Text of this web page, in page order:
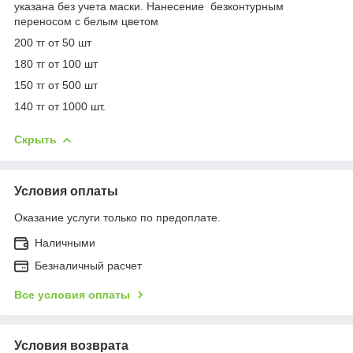
указана без учета маски. Нанесение безконтурным
переносом с белым цветом
200 тг от 50 шт
180 тг от 100 шт
150 тг от 500 шт
140 тг от 1000 шт.
Скрыть
Условия оплаты
Оказание услуги только по предоплате.
Наличными
Безналичный расчет
Все условия оплаты
Условия возврата